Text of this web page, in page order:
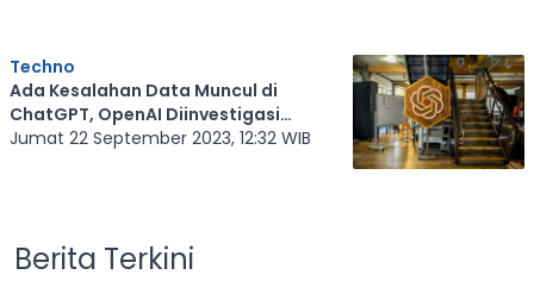
Techno
Ada Kesalahan Data Muncul di
ChatGPT, OpenAI Diinvestigasi
Pemerintah Polandia
Jumat 22 September 2023, 12:32 WIB
Berita Terkini